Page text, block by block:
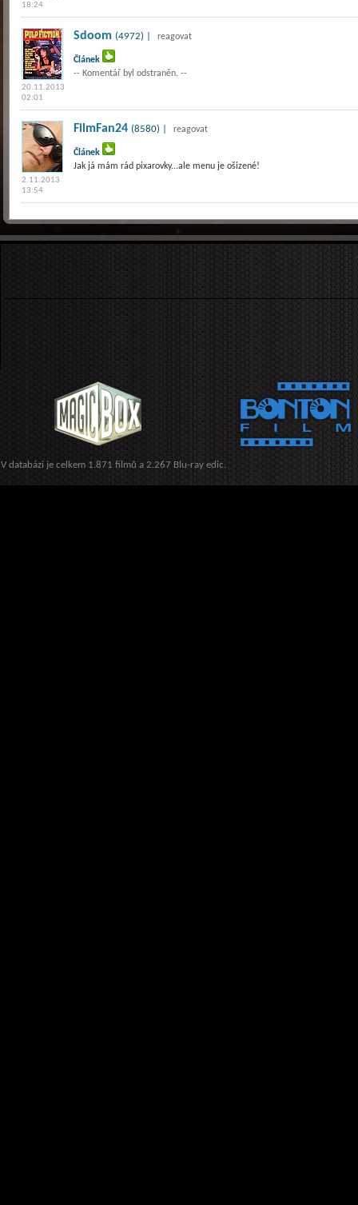
18:24
20.11.2013
02:01
Sdoom (4972) | reagovat
Článek
-- Komentář byl odstraněn. --
2.11.2013
13:54
FilmFan24 (8580) | reagovat
Článek
Jak já mám rád pixarovky...ale menu je ošizené!
V databázi je celkem 1.871 filmů a 2.267 Blu-ray edic.